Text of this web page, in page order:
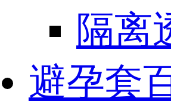
隔离
避孕套